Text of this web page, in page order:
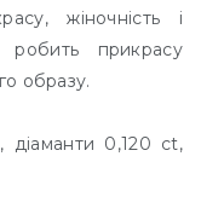
жіночність і
робить прикрасу
образу.
діаманти 0,120 ct,